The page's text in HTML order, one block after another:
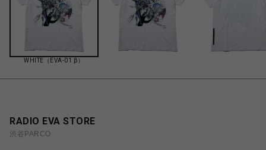
WHITE（EVA-01 β）
RADIO EVA STORE
渋谷PARCO